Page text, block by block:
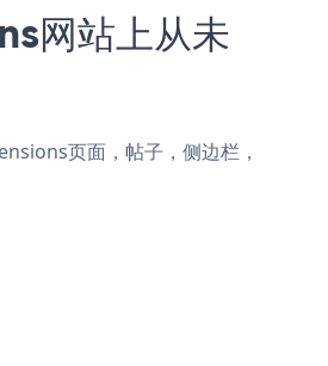
网站上从未
页面，帖子，侧边栏，